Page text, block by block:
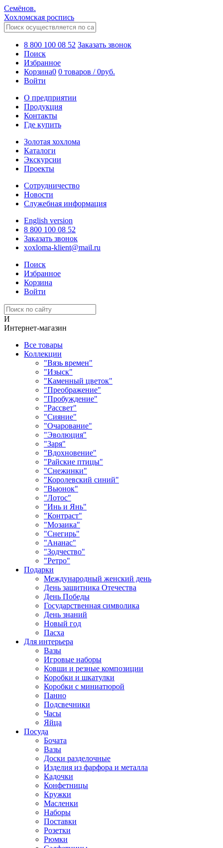
Семёнов.
Хохломская роспись
8 800 100 08 52 Заказать звонок
Поиск
Избранное
Корзина0 0 товаров /0руб.
Войти
О предприятии
Продукция
Контакты
Где купить
Золотая хохлома
Каталоги
Экскурсии
Проекты
Сотрудничество
Новости
Служебная информация
English version
8 800 100 08 52
Заказать звонок
xoxloma-klient@mail.ru
Поиск
Избранное
Корзина
Войти
И
Интернет-магазин
Все товары
Коллекции
"Вязь времен"
"Изыск"
"Каменный цветок"
"Преображение"
"Пробуждение"
"Рассвет"
"Сияние"
"Очарование"
"Эволюция"
"Заря"
"Вдохновение"
"Райские птицы"
"Снежинки"
"Королевский синий"
"Вьюнок"
"Лотос"
"Инь и Янь"
"Контраст"
"Мозаика"
"Снегирь"
"Ананас"
"Зодчество"
"Ретро"
Подарки
Международный женский день
День защитника Отечества
День Победы
Государственная символика
День знаний
Новый год
Пасха
Для интерьера
Вазы
Игровые наборы
Ковши и резные композиции
Коробки и шкатулки
Коробки с миниатюрой
Панно
Подсвечники
Часы
Яйца
Посуда
Бочата
Вазы
Доски разделочные
Изделия из фарфора и металла
Кадочки
Конфетницы
Кружки
Масленки
Наборы
Поставки
Розетки
Рюмки